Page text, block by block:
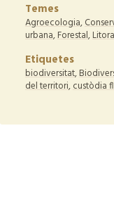
Temes
Agroecologia,
urbana,Forestal,
Etiquetes
biodiversitat,
del territori,custòdia